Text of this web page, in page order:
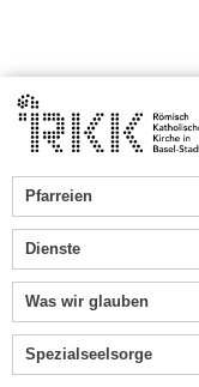
Pfarreien
Dienste
Was wir glauben
Spezialseelsorge